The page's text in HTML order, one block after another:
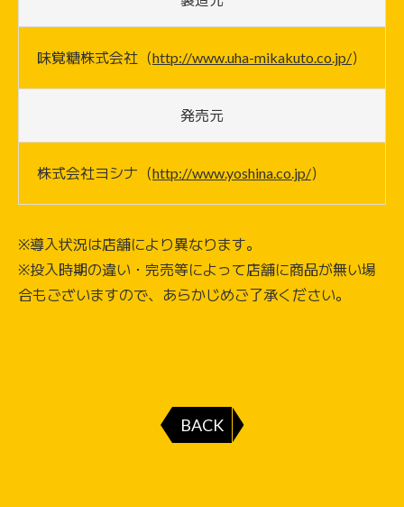
味覚糖株式会社（http://www.uha-mikakuto.co.jp/）
発売元
株式会社ヨシナ（http://www.yoshina.co.jp/）
※導入状況は店舗により異なります。
※投入時期の違い・完売等によって店舗に商品が無い場
合もございますので、あらかじめご了承ください。
BACK